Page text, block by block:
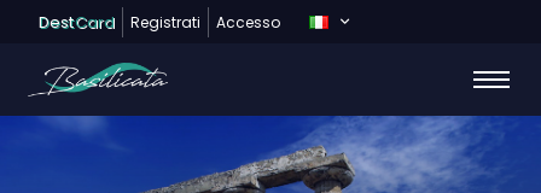
DestCard Registrati Accesso